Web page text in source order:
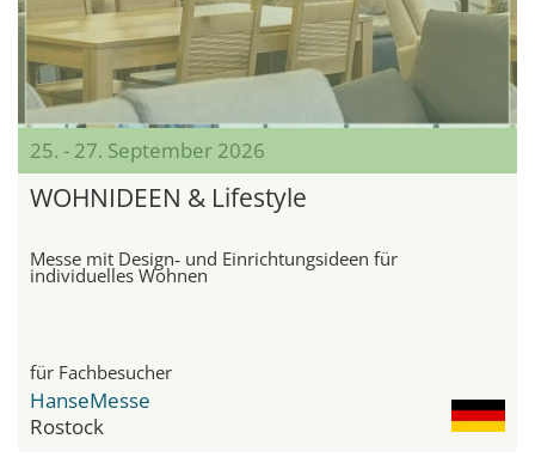
25. - 27. September 2026
WOHNIDEEN & Lifestyle
Messe mit Design‑ und Einrichtungsideen für
individuelles Wohnen
für Fachbesucher
HanseMesse
Rostock